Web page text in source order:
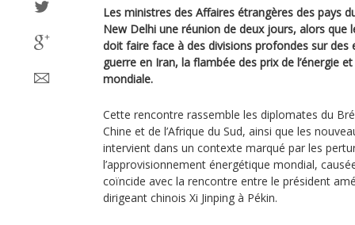
Les ministres des Affaires étrangères des pays
New Delhi une réunion de deux jours, alors que
doit faire face à des divisions profondes sur
guerre en Iran, la flambée des prix de l’énergie
mondiale.
Cette rencontre rassemble les diplomates du
Chine et de l’Afrique du Sud, ainsi que les
intervient dans un contexte marqué par les
l’approvisionnement énergétique mondial,
coïncide avec la rencontre entre le président
dirigeant chinois Xi Jinping à Pékin.